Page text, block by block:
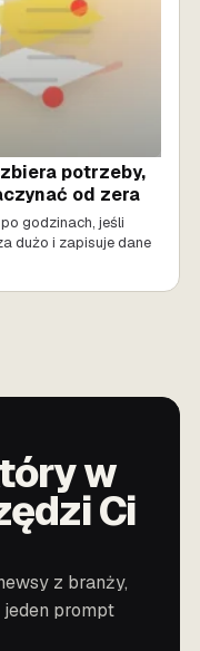
potrzeby,
od zera
godzinach, jeśli
dużo i zapisuje dane
w
Ci
z branży,
prompt